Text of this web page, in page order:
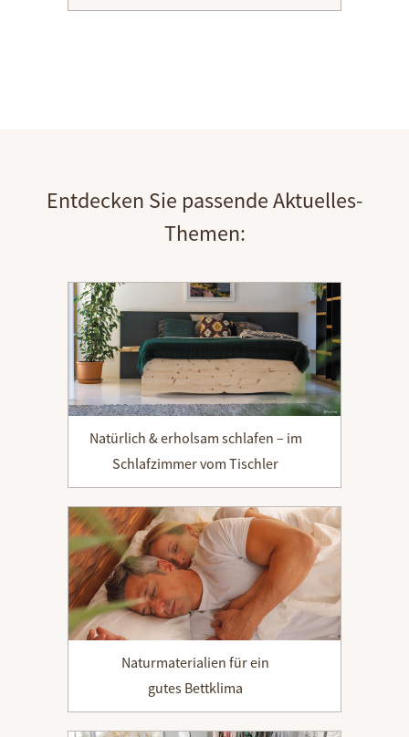
Entdecken Sie passende Aktuelles-
Themen:
Natürlich & erholsam schlafen – im
Schlafzimmer vom Tischler
Naturmaterialien für ein
gutes Bettklima